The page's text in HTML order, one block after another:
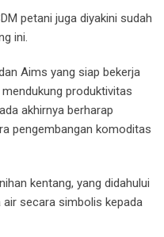
petani juga diyakini sudah
ini.
Aims yang siap bekerja
produktivitas
akhirnya berharap
pengembangan komoditas
kentang, yang didahului
secara simbolis kepada